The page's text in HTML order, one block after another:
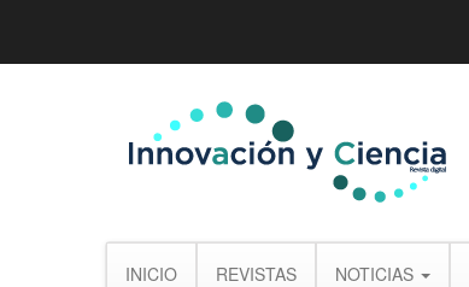
INICIO REVISTAS NOTICIAS